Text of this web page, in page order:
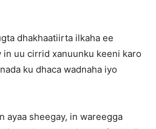
dhakhaatiirta ilkaha ee
in uu cirrid xanuunku keeni karo
ku dhaca wadnaha iyo
ayaa sheegay, in wareegga